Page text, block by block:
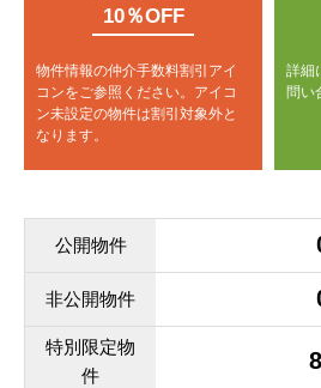
10％OFF
物件情報の仲介手数料割引アイ
コンをご参照ください。 アイコ
ン未設定の物件は割引対象外と
なります。
詳細
問い
公開物件
非公開物件
特別限定物
件